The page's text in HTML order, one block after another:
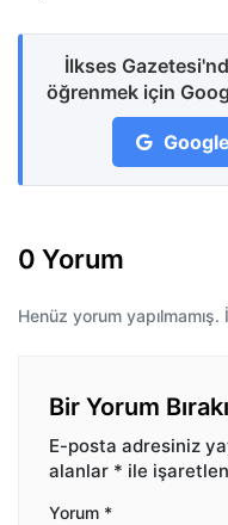
İlkses
öğrenmek için
0 Yorum
Henüz yorum
Bir Yorum
E-posta adresiniz
alanlar * ile
Yorum *